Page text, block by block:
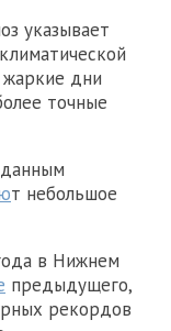
указывает
жаркие дни
точные
т небольшое
в Нижнем
предыдущего,
рекордов